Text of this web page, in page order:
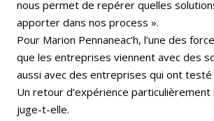
nous permet de repérer quelles
apporter dans nos process ».
Pour Marion Pennaneac’h, l’une des
que les entreprises viennent avec des
aussi avec des entreprises qui ont testé
Un retour d’expérience
juge-t-elle.